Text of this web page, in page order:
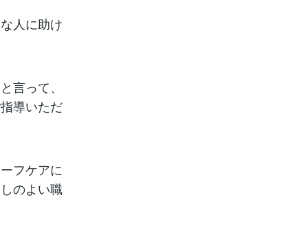
人に助け
言って、
導いただ
フケアに
のよい職